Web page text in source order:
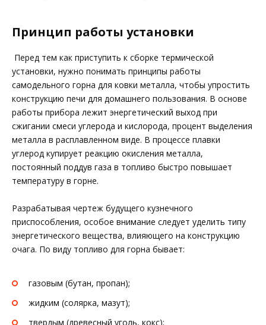
Принцип работы установки
Перед тем как приступить к сборке термической
установки, нужно понимать принципы работы
самодельного горна для ковки металла, чтобы упростить
конструкцию печи для домашнего пользования. В основе
работы прибора лежит энергетический выход при
сжигании смеси углерода и кислорода, процент выделения
металла в расплавленном виде. В процессе плавки
углерод купирует реакцию окисления металла,
постоянный поддув газа в топливо быстро повышает
температуру в горне.
Разрабатывая чертеж будущего кузнечного
приспособления, особое внимание следует уделить типу
энергетического вещества, влияющего на конструкцию
очага. По виду топливо для горна бывает:
газовым (бутан, пропан);
жидким (солярка, мазут);
твердым (древесный уголь, кокс);